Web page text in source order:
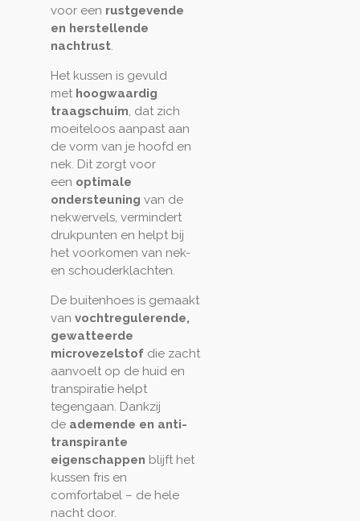
voor een rustgevende
en herstellende
nachtrust.
Het kussen is gevuld
met hoogwaardig
traagschuim, dat zich
moeiteloos aanpast aan
de vorm van je hoofd en
nek. Dit zorgt voor
een optimale
ondersteuning van de
nekwervels, vermindert
drukpunten en helpt bij
het voorkomen van nek-
en schouderklachten.
De buitenhoes is gemaakt
van vochtregulerende,
gewatteerde
microvezelstof die zacht
aanvoelt op de huid en
transpiratie helpt
tegengaan. Dankzij
de ademende en anti-
transpirante
eigenschappen blijft het
kussen fris en
comfortabel – de hele
nacht door.